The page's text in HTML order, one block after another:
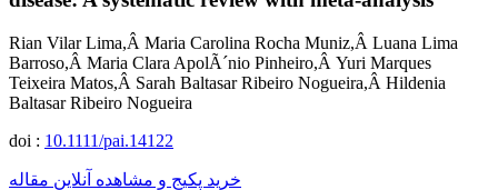
Rian Vilar Lima,Â Maria Carolina Rocha Muniz,Â Luana Lima
Barroso,Â Maria Clara ApolÃ´nio Pinheiro,Â Yuri Marques
Teixeira Matos,Â Sarah Baltasar Ribeiro Nogueira,Â Hildenia
Baltasar Ribeiro Nogueira
doi : 10.1111/pai.14122
خرید پکیج و مشاهده آنلاین مقاله